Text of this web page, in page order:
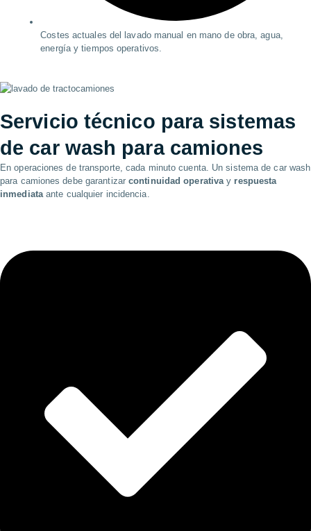
Costes actuales del lavado manual en mano de obra, agua,
energía y tiempos operativos.
Servicio técnico para sistemas
de car wash para camiones
En operaciones de transporte, cada minuto cuenta. Un sistema de car wash
para camiones debe garantizarcontinuidad operativay respuesta
inmediataante cualquier incidencia.